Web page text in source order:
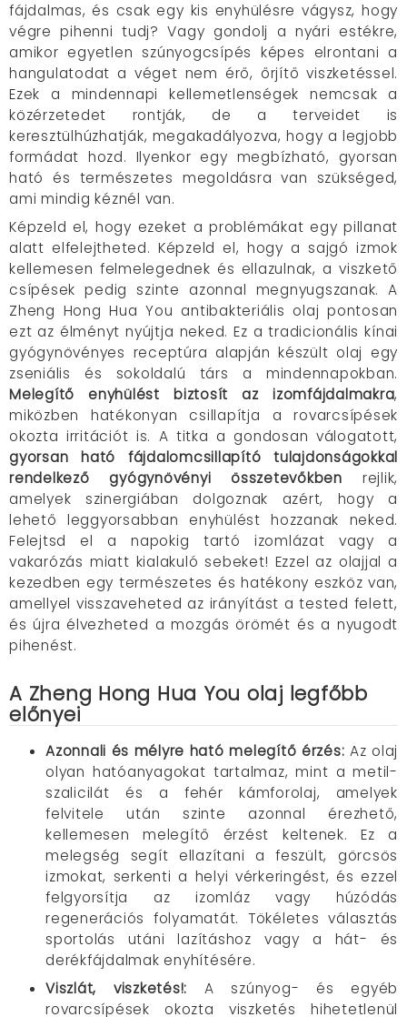
fájdalmas, és csak egy kis enyhülésre vágysz, hogy
végre pihenni tudj? Vagy gondolj a nyári estékre,
amikor egyetlen szúnyogcsípés képes elrontani a
hangulatodat a véget nem érő, őrjítő viszketéssel.
Ezek a mindennapi kellemetlenségek nemcsak a
közérzetedet rontják, de a terveidet is
keresztülhúzhatják, megakadályozva, hogy a legjobb
formádat hozd. Ilyenkor egy megbízható, gyorsan
ható és természetes megoldásra van szükséged,
ami mindig kéznél van.
Képzeld el, hogy ezeket a problémákat egy pillanat
alatt elfelejtheted. Képzeld el, hogy a sajgó izmok
kellemesen felmelegednek és ellazulnak, a viszkető
csípések pedig szinte azonnal megnyugszanak. A
Zheng Hong Hua You antibakteriális olaj pontosan
ezt az élményt nyújtja neked. Ez a tradicionális kínai
gyógynövényes receptúra alapján készült olaj egy
zseniális és sokoldalú társ a mindennapokban.
Melegítő enyhülést biztosít az izomfájdalmakra,
miközben hatékonyan csillapítja a rovarcsípések
okozta irritációt is. A titka a gondosan válogatott,
gyorsan ható fájdalomcsillapító tulajdonságokkal
rendelkező gyógynövényi összetevőkben rejlik,
amelyek szinergiában dolgoznak azért, hogy a
lehető leggyorsabban enyhülést hozzanak neked.
Felejtsd el a napokig tartó izomlázat vagy a
vakarózás miatt kialakuló sebeket! Ezzel az olajjal a
kezedben egy természetes és hatékony eszköz van,
amellyel visszaveheted az irányítást a tested felett,
és újra élvezheted a mozgás örömét és a nyugodt
pihenést.
A Zheng Hong Hua You olaj legfőbb
előnyei
Azonnali és mélyre ható melegítő érzés: Az olaj
olyan hatóanyagokat tartalmaz, mint a metil-
szalicilát és a fehér kámforolaj, amelyek
felvitele után szinte azonnal érezhető,
kellemesen melegítő érzést keltenek. Ez a
melegség segít ellazítani a feszült, görcsös
izmokat, serkenti a helyi vérkeringést, és ezzel
felgyorsítja az izomláz vagy húzódás
regenerációs folyamatát. Tökéletes választás
sportolás utáni lazításhoz vagy a hát- és
derékfájdalmak enyhítésére.
Viszlát, viszketés!: A szúnyog- és egyéb
rovarcsípések okozta viszketés hihetetlenül